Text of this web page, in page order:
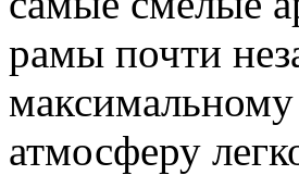
рамы почти
максимальному
атмосферу